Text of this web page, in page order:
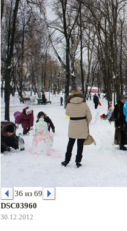
36 из 69
DSC03960
30.12.2012